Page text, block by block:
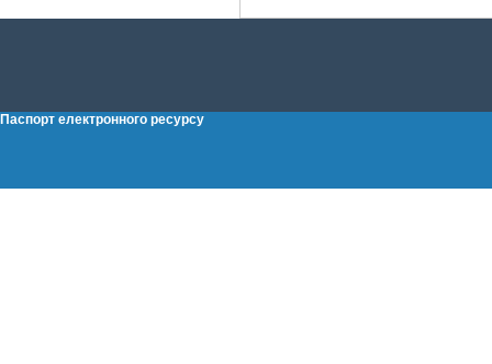
Паспорт електронного ресурсу